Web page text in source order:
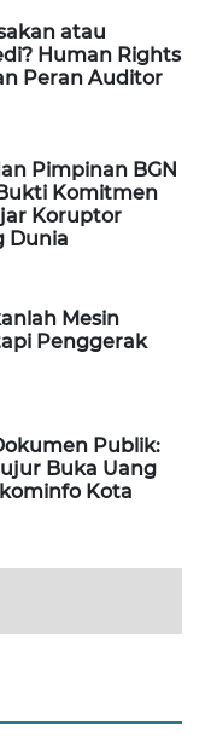
atau
Human Rights
Peran Auditor
Pimpinan BGN
Komitmen
Koruptor
Dunia
Mesin
Penggerak
Publik:
Buka Uang
Kota